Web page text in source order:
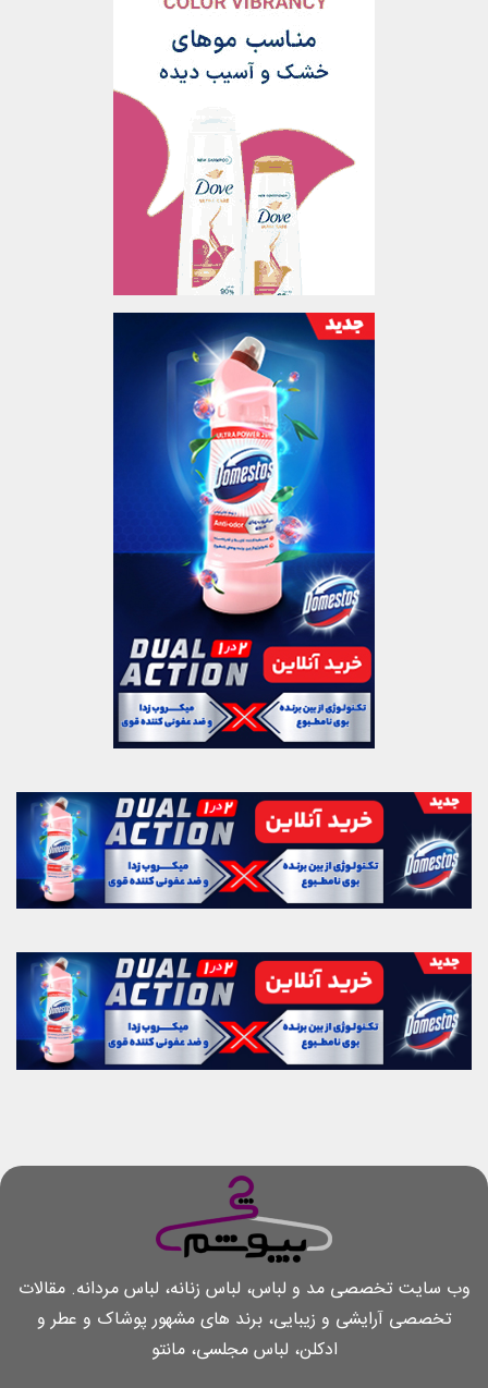
وب سایت تخصصی مد و لباس، لباس زنانه، لباس مردانه. مقالات
تخصصی آرایشی و زیبایی، برند های مشهور پوشاک و عطر و
ادکلن، لباس مجلسی، مانتو